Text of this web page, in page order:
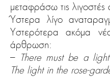
μεταφράσω τις λιγοστές
Ύστερα λίγο
Υστερότερα ακόμα
άρθρωση:
– There must be a
The light in the rose-